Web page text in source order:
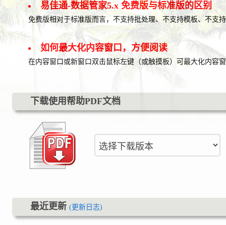
易佳通-数据管家5.x 免费版与标准版的区别
免费版相对于标准版而言，不支持批处理、不支持模板、不支
如何最大化内容窗口，方便阅读
在内容窗口或新窗口双击鼠标左键（或触摸板）可最大化内容
下载使用帮助PDF文档
最近更新 (更新日志)